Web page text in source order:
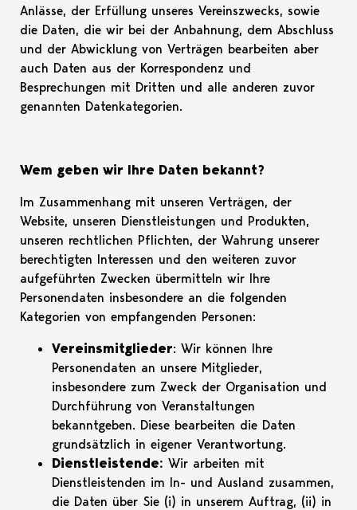
Anlässe, der Erfüllung unseres Vereinszwecks, sowie
die Daten, die wir bei der Anbahnung, dem Abschluss
und der Abwicklung von Verträgen bearbeiten aber
auch Daten aus der Korrespondenz und
Besprechungen mit Dritten und alle anderen zuvor
genannten Datenkategorien.
Wem geben wir Ihre Daten bekannt?
Im Zusammenhang mit unseren Verträgen, der
Website, unseren Dienstleistungen und Produkten,
unseren rechtlichen Pflichten, der Wahrung unserer
berechtigten Interessen und den weiteren zuvor
aufgeführten Zwecken übermitteln wir Ihre
Personendaten insbesondere an die folgenden
Kategorien von empfangenden Personen:
Vereinsmitglieder: Wir können Ihre
Personendaten an unsere Mitglieder,
insbesondere zum Zweck der Organisation und
Durchführung von Veranstaltungen
bekanntgeben. Diese bearbeiten die Daten
grundsätzlich in eigener Verantwortung.
Dienstleistende: Wir arbeiten mit
Dienstleistenden im In- und Ausland zusammen,
die Daten über Sie (i) in unserem Auftrag, (ii) in